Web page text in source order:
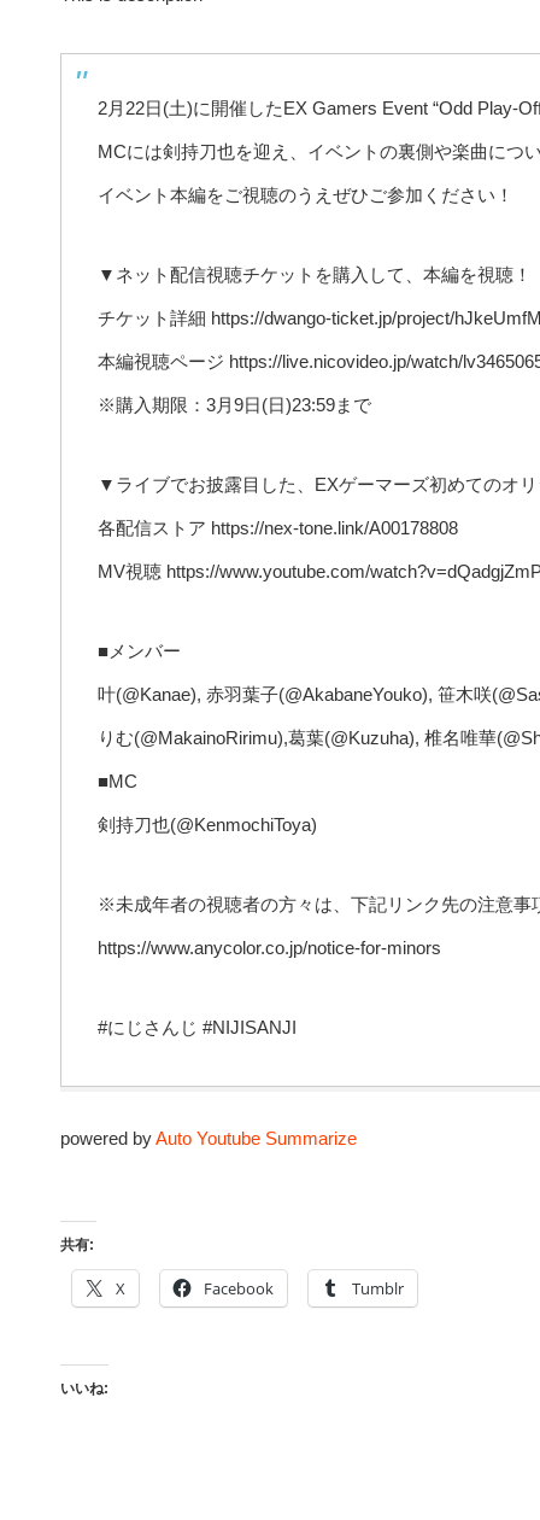
2月22日(土)に開催したEX Gamers Event “Odd Play-
MCには剣持刀也を迎え、イベントの裏側や楽曲につ
イベント本編をご視聴のうえぜひご参加ください！
▼ネット配信視聴チケットを購入して、本編を視聴！
チケット詳細 https://dwango-ticket.jp/project/
本編視聴ページ https://live.nicovideo.jp/watch/
※購入期限：3月9日(日)23:59まで
▼ライブでお披露目した、EXゲーマーズ初めてのオ
各配信ストア https://nex-tone.link/A00178808
MV視聴 https://www.youtube.com/
■メンバー
叶(@Kanae), 赤羽葉子(@AkabaneYouko), 笹木咲
りむ(@MakainoRirimu),葛葉(@Kuzuha), 椎名唯華
■MC
剣持刀也(@KenmochiToya)
※未成年者の視聴者の方々は、下記リンク先の注意事
https://www.anycolor.co.jp/notice-for-minors
#にじさんじ #NIJISANJI
powered byAuto Youtube Summarize
共有:
X Facebook Tumblr
いいね: